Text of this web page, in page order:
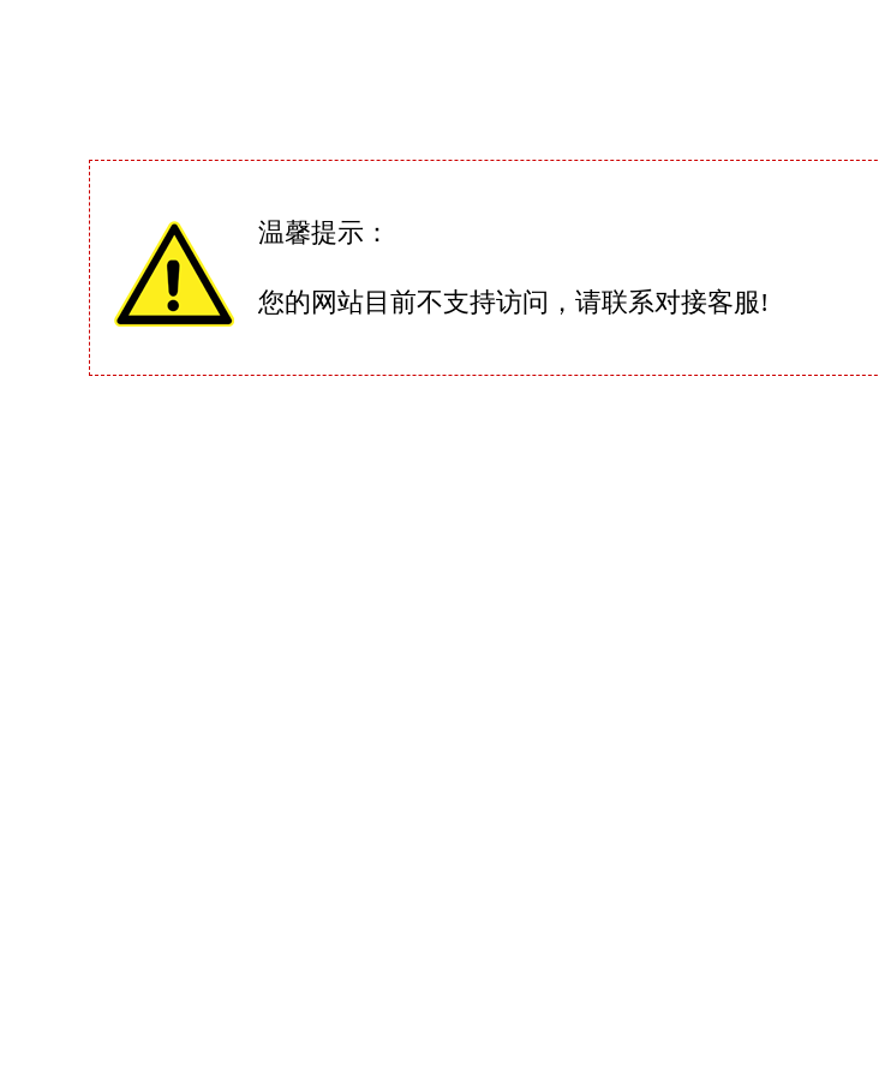
温馨提示：
您的网站目前不支持访问，请联系对接客服!